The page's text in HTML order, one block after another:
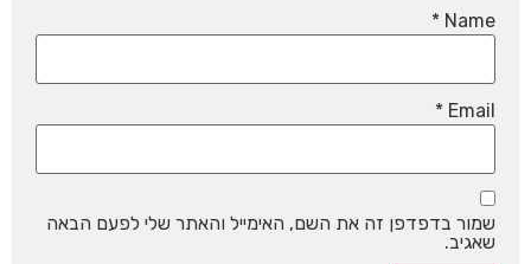
Name
*
Email
*
שמור בדפדפן זה את השם, האימייל והאתר שלי לפעם הבאה
שאגיב.